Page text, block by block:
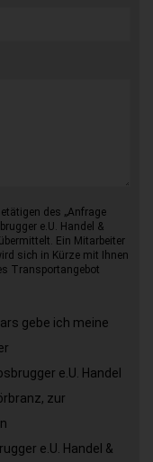
des „Anfrage
e.U. Handel &
Ein Mitarbeiter
sich in Kürze mit Ihnen
Transportangebot
gebe ich meine
e.U. Handel
zur
e.U. Handel &